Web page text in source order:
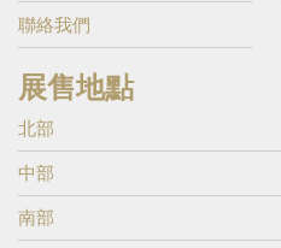
聯絡我們
展售地點
北部
中部
南部